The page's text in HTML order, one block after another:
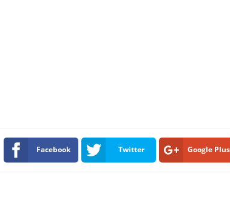
Facebook Twitter Google Plus